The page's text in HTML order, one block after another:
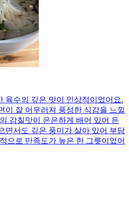
육수의 깊은 맛이 인상적이었어요.
이 잘 어우러져 풍성한 식감을 느낄
감칠맛이 은은하게 배어 있어 든
면서도 깊은 풍미가 살아 있어 부담
으로 만족도가 높은 한 그릇이었어